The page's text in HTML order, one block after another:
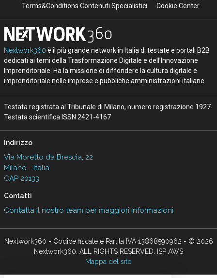
Terms&Conditions Contenuti Specialistici
Cookie Center
Nextwork360 è il più grande network in Italia di testate e portali B2B
dedicati ai temi della Trasformazione Digitale e dell’Innovazione
Imprenditoriale. Ha la missione di diffondere la cultura digitale e
imprenditoriale nelle imprese e pubbliche amministrazioni italiane.
Testata registrata al Tribunale di Milano, numero registrazione 1927.
Testata scientifica ISSN 2421-4167
Indirizzo
Via Moretto da Brescia, 22
Milano - Italia
CAP 20133
Contatti
Contatta il nostro team per maggiori informazioni
Nextwork360 - Codice fiscale e Partita IVA 13868590962 - © 2026
Nextwork360. ALL RIGHTS RESERVED. ISP AWS
Mappa del sito